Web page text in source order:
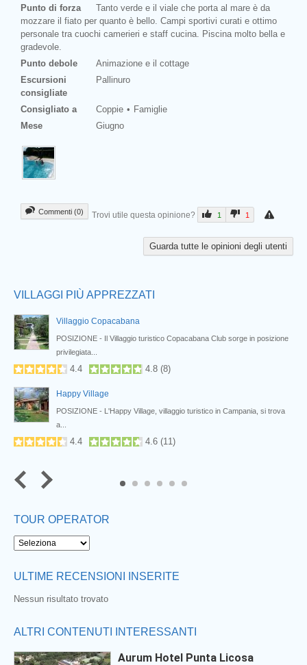
Punto di forza
Tanto verde e il viale che porta al mare è da
mozzare il fiato per quanto è bello. Campi sportivi curati e ottimo
personale tra cuochi camerieri e staff cucina. Piscina molto bella e
gradevole.
Punto debole
Animazione e il cottage
Escursioni
consigliate
Pallinuro
Consigliato a Coppie
Famiglie
Mese
Giugno
Commenti (0) Trovi utile questa opinione? 1 1
Guarda tutte le opinioni degli utenti
VILLAGGI PIÙ APPREZZATI
Villaggio Copacabana
POSIZIONE - Il Villaggio turistico Copacabana Club sorge in posizione
privilegiata...
4.4 4.8 (8)
Happy Village
POSIZIONE - L'Happy Village, villaggio turistico in Campania, si trova
a...
4.4 4.6 (11 )
TOUR OPERATOR
ULTIME RECENSIONI INSERITE
Nessun risultato trovato
ALTRI CONTENUTI INTERESSANTI
Aurum Hotel Punta Licosa